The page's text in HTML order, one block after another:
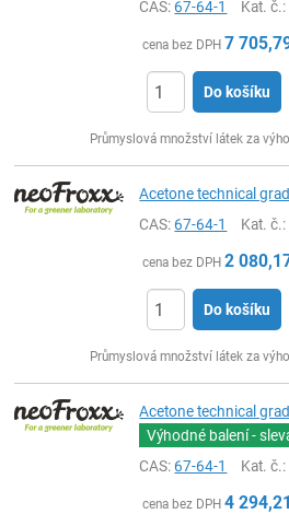
CAS:67-64-1 Kat. č.
cena bez DPH 7
Do košíku
Průmyslová množství látek za
Acetone technical
CAS:67-64-1 Kat. č.
cena bez DPH 2
Do košíku
Průmyslová množství látek za
Acetone technical
Výhodné balení -
CAS:67-64-1 Kat. č.
cena bez DPH 4 294,21